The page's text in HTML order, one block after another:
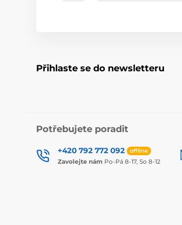
Přihlaste se do newsletteru
Potřebujete poradit
+420 792 772 092 offline
Zavolejte nám Po-Pá 8-17, So 8-12